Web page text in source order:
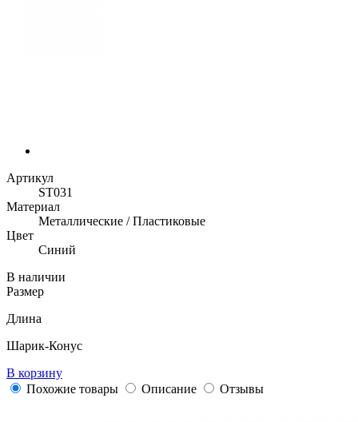
Артикул
ST031
Материал
Металлические / Пластиковые
Цвет
Синий
В наличии
Размер
Длина
Шарик-Конус
В корзину
Похожие товары
Описание Отзывы